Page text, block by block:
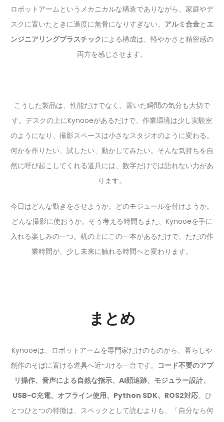
ロボットアームというメカニカルな構造でありながら、家庭やデ
スクに置いたときに過度に無骨になりすぎない。 アルミ合金と エ
ンジニアリングプラスチックによる構成は、軽やかさと精密感の
両方を感じさせます。
こうした製品は、性能だけでなく、置いた瞬間の気分も大切で
す。デスクの上にKynooeがあるだけで、作業環境は少し実験室
のようになり、撮影スペースは小さなスタジオのように変わる。
何かを作りたい、試したい、動かしてみたい。そんな気持ちを自
然に呼び起こしてくれる道具には、数字だけでは語れない力があ
ります。
今日はどんな動きをさせようか。どのモジュールを付けようか。
どんな撮影に使おうか。そう考える時間もまた、Kynooeを手に
入れる楽しみの一つ。机の上にこの一本があるだけで、ただの作
業時間が、少し未来に触れる時間へと変わります。
まとめ
Kynooeは、ロボットアームを専門家だけのものから、暮らしや
創作のそばに置ける道具へ近づける一台です。 コード不要のアプ
リ操作、音声による自然な指示、AI顔追跡、モジュラー設計、
USB-C充電、オフライン使用、Python SDK、ROS2対応。ひ
とつひとつの特徴は、スペックとして読むよりも、「自分なら何